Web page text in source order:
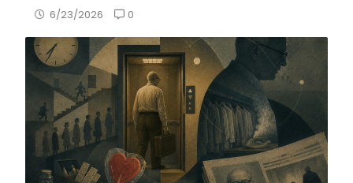
6/23/2026 0